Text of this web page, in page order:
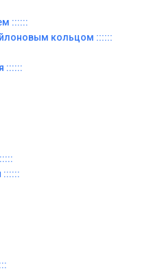
::::::
кольцом ::::::
::::::
::::::